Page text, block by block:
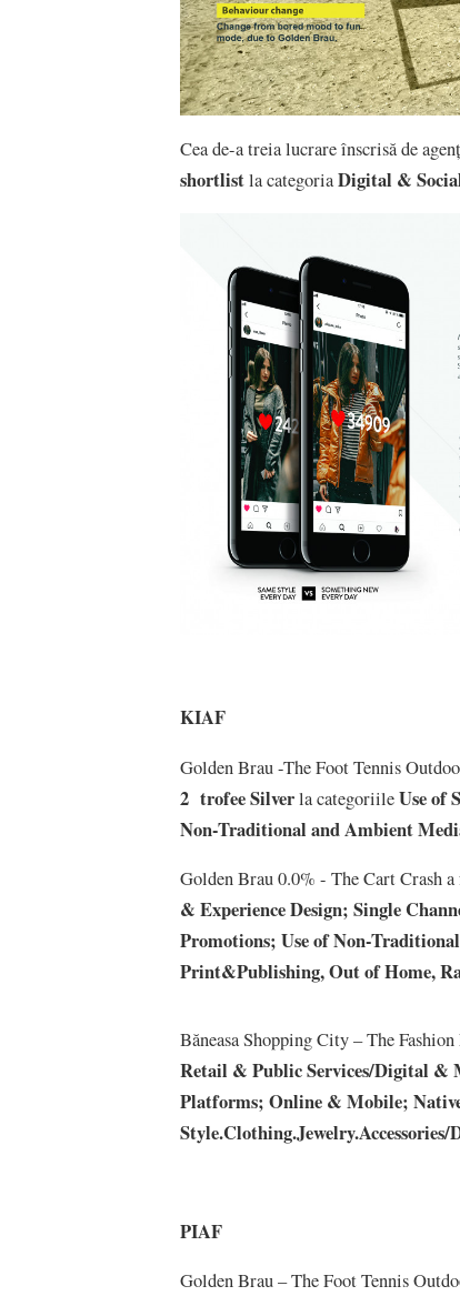
Cea de-a treia lucrare înscrisă de
shortlistla categoriaDigital &
KIAF
Golden Brau -The Foot Tennis
2 trofee Silverla categoriileUse of
Non-Traditional and Ambient
Golden Brau 0.0% - The Cart Crash
& Experience Design; Single
Promotions; Use of Non-
Print&Publishing, Out of Home,
Băneasa Shopping City – The
Retail & Public Services/Digital &
Platforms; Online & Mobile;
PIAF
Golden Brau – The Foot Tennis